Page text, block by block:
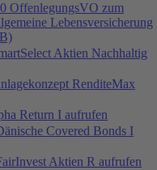
OffenlegungsVO zum
Lebensversicherung
Aktien Nachhaltig
RenditeMax
Return I aufrufen
Covered Bonds I
Aktien R aufrufen